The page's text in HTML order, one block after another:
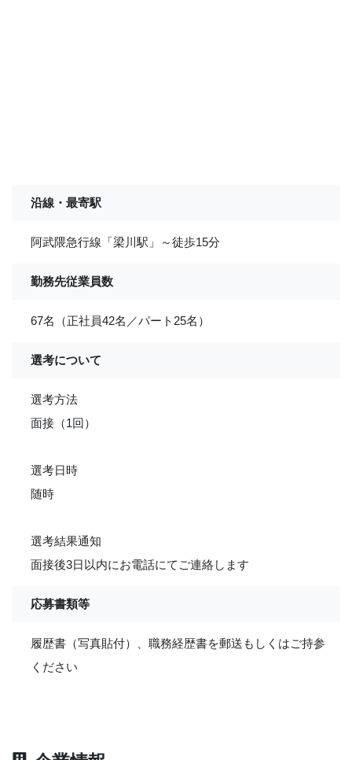
沿線・最寄駅
阿武隈急行線「梁川駅」～徒歩15分
勤務先従業員数
67名（正社員42名／パート25名）
選考について
選考方法
面接（1回）
選考日時
随時
選考結果通知
面接後3日以内にお電話にてご連絡します
応募書類等
履歴書（写真貼付）、職務経歴書を郵送もしくはご持参
ください